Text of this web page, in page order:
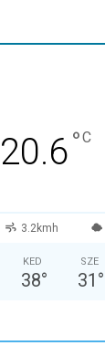
20.6°C
3.2kmh
KED
38°
SZE
31 °